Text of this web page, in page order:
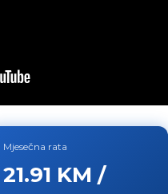
Mjesečna rata
21.91 KM /